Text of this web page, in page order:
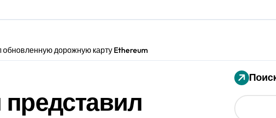
вещей: бифуркация циклом Уровня отметки в стохастической среде
обновленную дорожную карту Ethereum